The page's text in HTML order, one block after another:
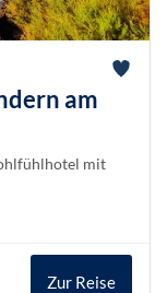
am
mit
Zur Reise